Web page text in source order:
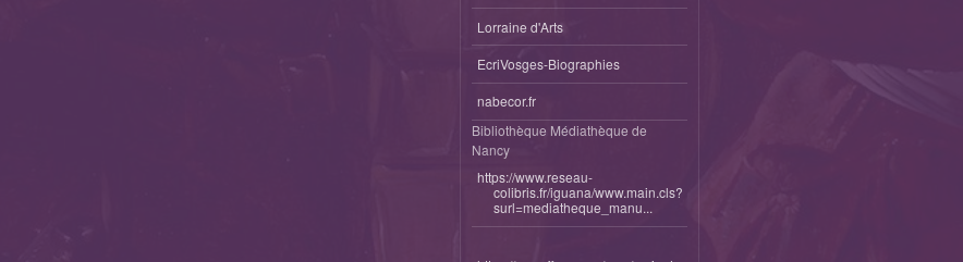
Lorraine d'Arts
EcriVosges-Biographies
nabecor.fr
Bibliothèque Médiathèque de
Nancy
https://www.reseau-
colibris.fr/iguana/www.main.cls?
surl=mediatheque_manu...